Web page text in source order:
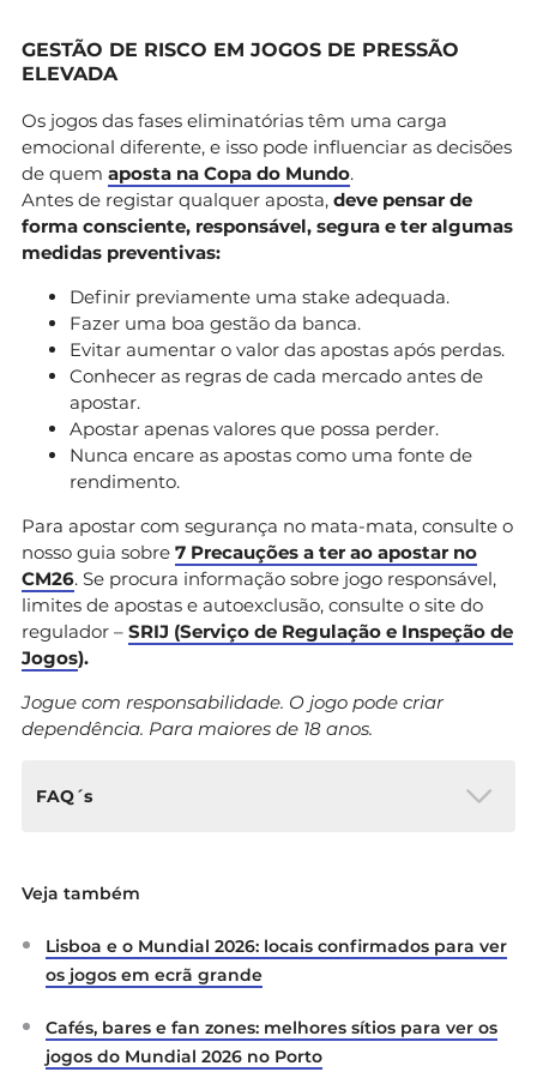
GESTÃO DE RISCO EM JOGOS DE PRESSÃO
ELEVADA
Os jogos das fases eliminatórias têm uma carga
emocional diferente, e isso pode influenciar as decisões
de quem aposta na Copa do Mundo.
Antes de registar qualquer aposta, deve pensar de
forma consciente, responsável, segura e ter algumas
medidas preventivas:
Definir previamente uma stake adequada.
Fazer uma boa gestão da banca.
Evitar aumentar o valor das apostas após perdas.
Conhecer as regras de cada mercado antes de
apostar.
Apostar apenas valores que possa perder.
Nunca encare as apostas como uma fonte de
rendimento.
Para apostar com segurança no mata-mata, consulte o
nosso guia sobre 7 Precauções a ter ao apostar no
CM26. Se procura informação sobre jogo responsável,
limites de apostas e autoexclusão, consulte o site do
regulador – SRIJ (Serviço de Regulação e Inspeção de
Jogos).
Jogue com responsabilidade. O jogo pode criar
dependência. Para maiores de 18 anos.
FAQ´s
provável para este jogo?
As cotações da Solverde apontam Portugal
como favorito para vencer no tempo
regulamentar (1,71) e para se qualificar (1,25),
refletindo o melhor momento defensivo e
ofensivo da Seleção Nacional nesta fase do
torneio.
Veja também
Lisboa e o Mundial 2026: locais confirmados para ver
os jogos em ecrã grande
Cafés, bares e fan zones: melhores sítios para ver os
jogos do Mundial 2026 no Porto